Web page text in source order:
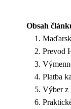
Obsah
Prevod
Platba
Výber z